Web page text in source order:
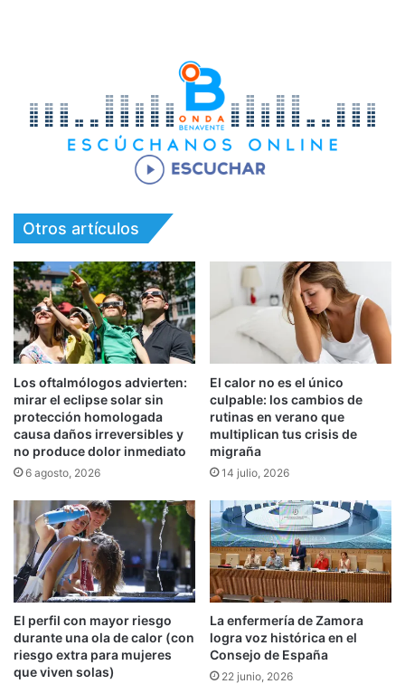
Otros artículos
Los oftalmólogos advierten:
mirar el eclipse solar sin
protección homologada
causa daños irreversibles y
no produce dolor inmediato
6 agosto, 2026
El calor no es el único
culpable: los cambios de
rutinas en verano que
multiplican tus crisis de
migraña
14 julio, 2026
El perfil con mayor riesgo
durante una ola de calor (con
riesgo extra para mujeres
que viven solas)
La enfermería de Zamora
logra voz histórica en el
Consejo de España
22 junio, 2026